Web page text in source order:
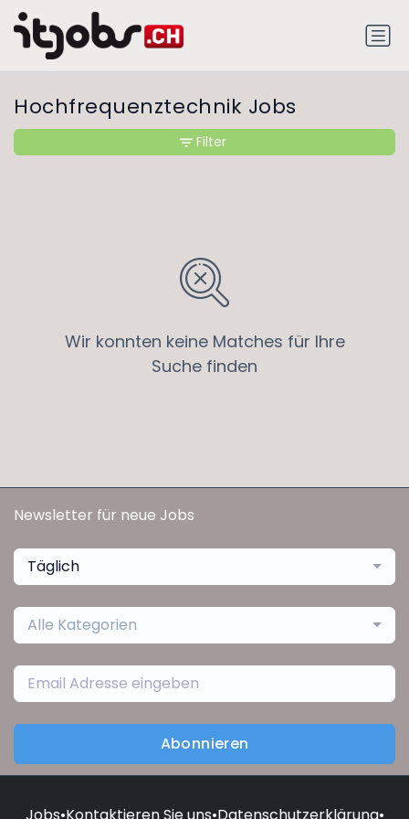
Hochfrequenztechnik Jobs
Wir konnten keine Matches für Ihre
Suche finden
Filter
Newsletter für neue Jobs
Täglich
Alle Kategorien
Abonnieren
Jobs•Kontaktieren Sie uns•Datenschutzerklärung•